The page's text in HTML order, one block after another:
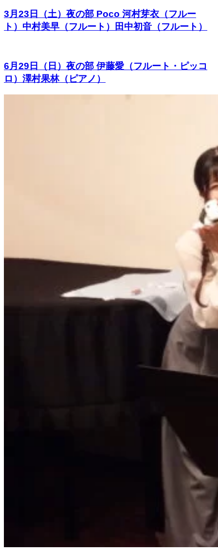
3月23日（土）夜の部 Poco 河村芽衣（フルー
ト）中村美早（フルート）田中初音（フルート）
6月29日（日）夜の部 伊藤愛（フルート・ピッコ
ロ）澤村果林（ピアノ）